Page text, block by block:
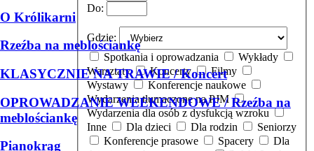
O Królikarni
Rzeźba na meblościankę
KLASYCZNIE NA TRAWIE / Koncert
OPROWADZANIE WEEKENDOWE / Rzeźba na
meblościankę
Pianokrąg
Do:
Gdzie:
Spotkania i oprowadzania
Wykłady
Warsztaty
Koncerty
Filmy
Wystawy
Konferencje naukowe
Wydarzenia tłumaczone na PJM
Wydarzenia dla osób z dysfukcją wzroku
Inne
Dla dzieci Dla rodzin
Seniorzy
Konferencje prasowe
Spacery